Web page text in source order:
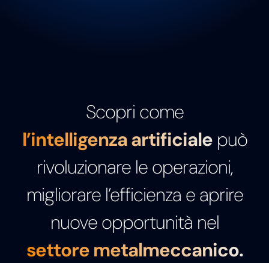
Scopri come
l’intelligenza artificialepuò
rivoluzionare le operazioni,
migliorare l’efficienza e aprire
nuove opportunità nel
settore metalmeccanico.